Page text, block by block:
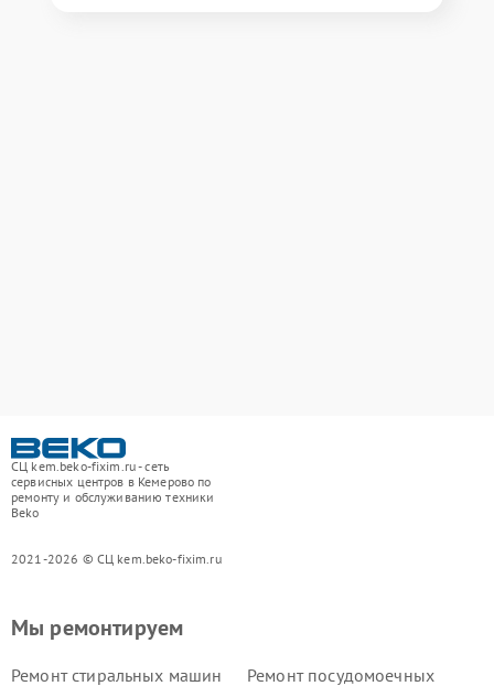
СЦ kem.beko-fixim.ru - сеть
сервисных центров в Кемерово по
ремонту и обслуживанию техники
Beko
2021-2026 © СЦ kem.beko-fixim.ru
Мы ремонтируем
Ремонт стиральных машин
Ремонт посудомоечных